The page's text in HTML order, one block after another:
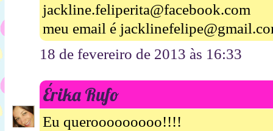
jackline.feliperita@facebook.com
meu email é
18 de fevereiro de 2013 às 16:33
Érika Rufo
Eu querooooooooo!!!!